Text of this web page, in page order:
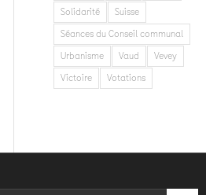
Solidarité
Suisse
Séances du Conseil communal
Urbanisme
Vaud
Vevey
Victoire
Votations